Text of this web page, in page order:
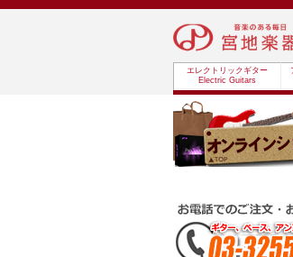
エレクトリックギター
Electric Guitars